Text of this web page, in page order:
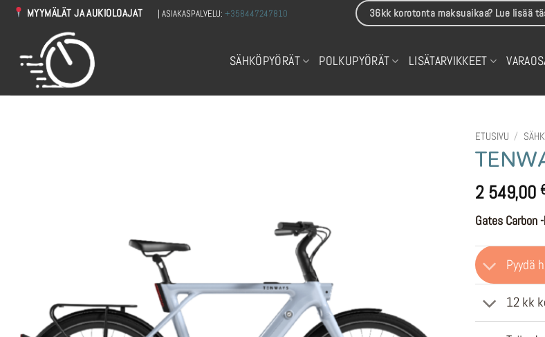
Skip
MYYMÄLÄT JA AUKIOLOAJAT | ASIAKASPALVELU:+358447247810 36kk korotonta maksuaikaa? Lue lisää
SÄHKÖPYÖRÄT POLKUPYÖRÄT LISÄTARVIKKEET
ETUSIVU /
2 549,00
Gates Carbon
Pyydä
12 kk